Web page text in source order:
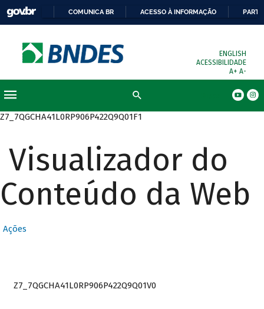
COMUNICA BR ACESSO À INFORMAÇÃO
ENGLISH
ACESSIBILIDADE
A+ A-
Z7_7QGCHA41L0RP906P422Q9Q01F1
Visualizador do
Conteúdo da Web
Ações
Z7_7QGCHA41L0RP906P422Q9Q01V0